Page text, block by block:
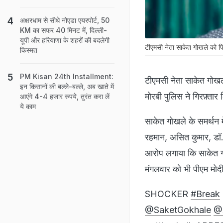
टीएमसी नेता साकेत गोखले को
टीएमसी नेता साकेत
मोरबी पुलिस ने
साकेत गोखले के समर्थन
रहमान, असित कुमार,
आरोप लगाया कि साकेत
मंगलवार को भी पीएम
SHOCKER #Break
@SaketGokhale
अक्षरधाम से सीधे नोएडा एयरपोर्ट, 50
KM का सफर 40 मिनट में, दिल्ली-
यूपी और हरियाणा के शहरों की बदलेगी
किस्मत
PM Kisan 24th Installment:
इन किसानों की बल्ले-बल्ले, अब खाते में
आएंगे 4-4 हजार रुपये, तुरंत करा लें
ये काम